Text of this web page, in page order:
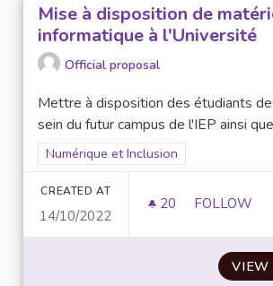
Mise à disposition de
informatique à l'Université
Official proposal
Mettre à disposition des étudiants
sein du futur campus de l'IEP ainsi
Filter results for scope: Numérique et
Numérique et Inclusion
CREATED AT
14/10/2022
20 20
FOLLOW
VIEW